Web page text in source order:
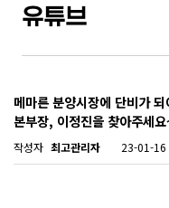
유튜브
메마른 분양시장에 단비가
본부장, 이정진을 찾아주세
작성자 최고관리자 23-01-16